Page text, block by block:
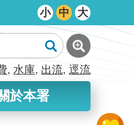
小 中 大
水庫 出流 逕流
於本署